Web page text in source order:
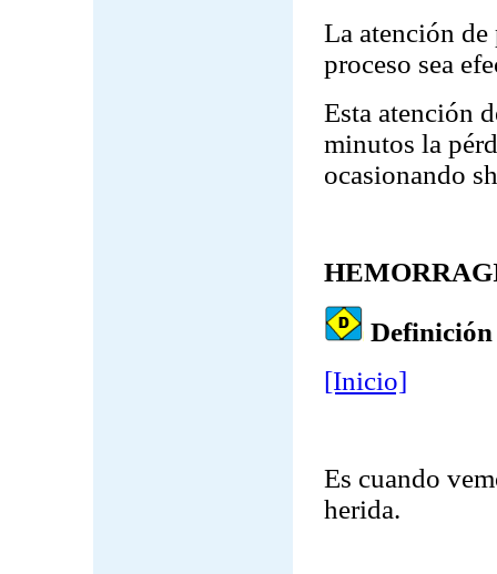
La atención
proceso sea
Esta atención
minutos la
ocasionando
Definición
[Inicio]
Es cuando
herida.